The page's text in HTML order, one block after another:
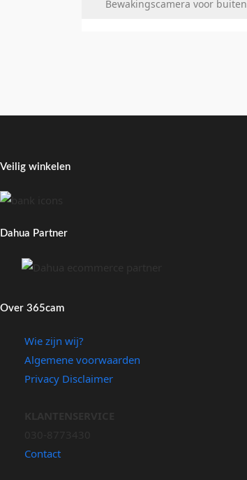
Bewakingscamera voor buiten
Veilig winkelen
Dahua Partner
Over 365cam
Wie zijn wij?
Algemene voorwaarden
Privacy Disclaimer
Contact